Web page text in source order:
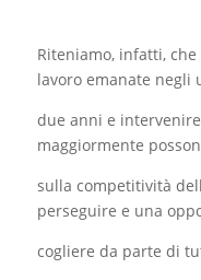
Riteniamo, infatti,
lavoro emanate negli
due anni e
maggiormente
sulla competitività
perseguire e una
cogliere da parte di